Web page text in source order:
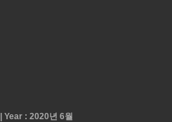
Year : 2020년 6월